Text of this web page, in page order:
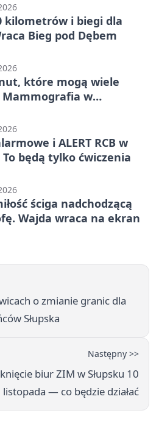
kilometrów i biegi dla
Bieg pod Dębem
które mogą wiele
Mammografia w
i ALERT RCB w
To będą tylko ćwiczenia
ściga nadchodzącą
Wajda wraca na ekran
o zmianie granic dla
Słupska
Następny >>
biur ZIM w Słupsku 10
listopada — co będzie działać